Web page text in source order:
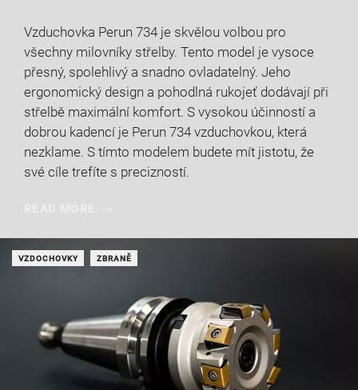
Vzduchovka Perun 734 je skvělou volbou pro
všechny milovníky střelby. Tento model je vysoce
přesný, spolehlivý a snadno ovladatelný. Jeho
ergonomický design a pohodlná rukojeť dodávají při
střelbě maximální komfort. S vysokou účinností a
dobrou kadencí je Perun 734 vzduchovkou, která
nezklame. S tímto modelem budete mít jistotu, že
své cíle trefíte s precizností.
VZDOCHOVKY ZBRANĚ